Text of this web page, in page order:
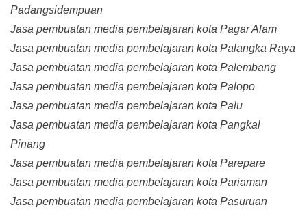
Padangsidempuan
Jasa pembuatan media pembelajaran kota Pagar Alam
Jasa pembuatan media pembelajaran kota Palangka Raya
Jasa pembuatan media pembelajaran kota Palembang
Jasa pembuatan media pembelajaran kota Palopo
Jasa pembuatan media pembelajaran kota Palu
Jasa pembuatan media pembelajaran kota Pangkal
Pinang
Jasa pembuatan media pembelajaran kota Parepare
Jasa pembuatan media pembelajaran kota Pariaman
Jasa pembuatan media pembelajaran kota Pasuruan